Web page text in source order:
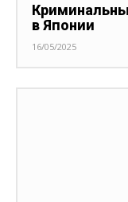
в Японии
16/05/2025